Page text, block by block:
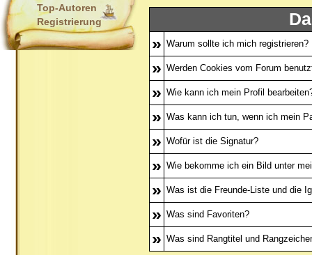
Top-Autoren
Registrierung
» Warum sollte ich mich registrieren?
» Werden Cookies vom Forum
» Wie kann ich mein Profil
» Was kann ich tun, wenn ich mein
» Wofür ist die Signatur?
» Wie bekomme ich ein Bild unter
» Was ist die Freunde-Liste und die
» Was sind Favoriten?
» Was sind Rangtitel und